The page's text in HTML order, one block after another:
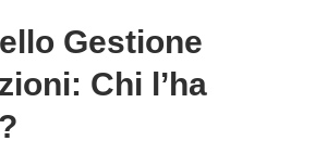
Gestione
Chi l’ha